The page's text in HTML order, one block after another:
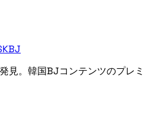
見。韓国BJコンテンツのプレミ